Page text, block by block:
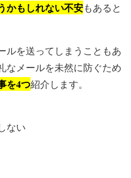
かもしれない不安もあると
ルを送ってしまうこともあ
なメールを未然に防ぐため
を4つ紹介します。
ない